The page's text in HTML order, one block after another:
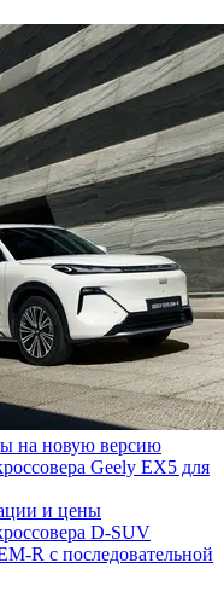
на новую версию
Geely EX5 для
и цены
D-SUV
R с последовательной